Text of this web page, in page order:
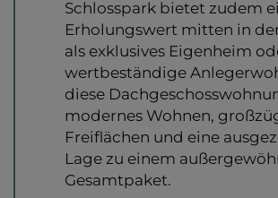
Schlosspark bietet zudem
Erholungswert mitten in
als exklusives Eigenheim
wertbeständige
diese
modernes Wohnen,
Freiflächen und eine
Lage zu einem
Gesamtpaket.